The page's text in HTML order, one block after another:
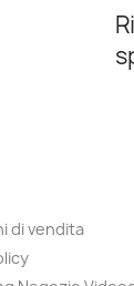
di vendita